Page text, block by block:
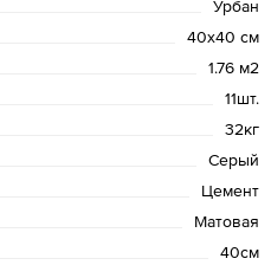
Урбан
40х40 см
1.76 м2
11шт.
32кг
Серый
Цемент
Матовая
40см